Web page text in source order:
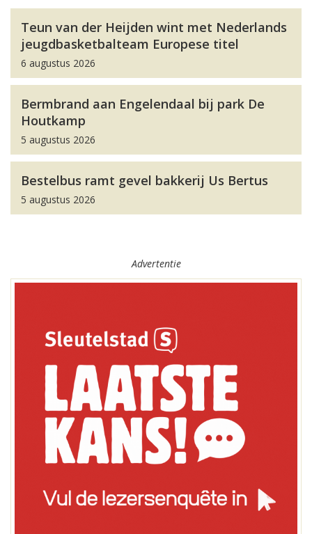
Teun van der Heijden wint met Nederlands
jeugdbasketbalteam Europese titel
6 augustus 2026
Bermbrand aan Engelendaal bij park De
Houtkamp
5 augustus 2026
Bestelbus ramt gevel bakkerij Us Bertus
5 augustus 2026
Advertentie